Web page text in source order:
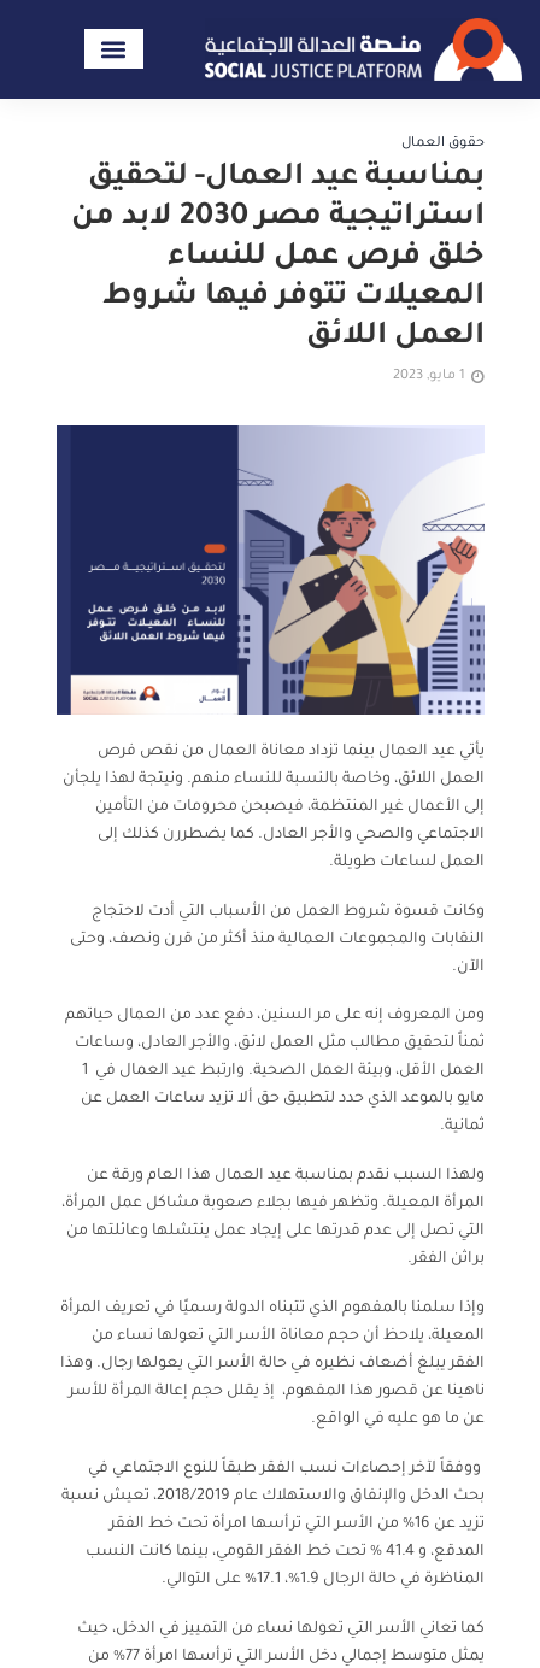
حقوق العمال
بمناسبة عيد العمال- لتحقيق
استراتيجية مصر 2030 لابد من
خلق فرص عمل للنساء
المعيلات تتوفر فيها شروط
العمل اللائق
1 مايو, 2023
يأتي عيد العمال بينما تزداد معاناة العمال من نقص فرص
العمل اللائق، وخاصة بالنسبة للنساء منهم. ونيتجة لهذا يلجأن
إلى الأعمال غير المنتظمة، فيصبحن محرومات من التأمين
الاجتماعي والصحي والأجر العادل. كما يضطررن كذلك إلى
العمل لساعات طويلة.
وكانت قسوة شروط العمل من الأسباب التي أدت لاحتجاج
النقابات والمجموعات العمالية منذ أكثر من قرن ونصف، وحتى
الآن.
ومن المعروف إنه على مر السنين، دفع عدد من العمال حياتهم
ثمناً لتحقيق مطالب مثل العمل لائق، والأجر العادل، وساعات
العمل الأقل، وبيئة العمل الصحية. وارتبط عيد العمال في 1
مايو بالموعد الذي حدد لتطبيق حق ألا تزيد ساعات العمل عن
ثمانية.
ولهذا السبب نقدم بمناسبة عيد العمال هذا العام ورقة عن
المرأة المعيلة. وتظهر فيها بجلاء صعوبة مشاكل عمل المرأة،
التي تصل إلى عدم قدرتها على إيجاد عمل ينتشلها وعائلتها من
براثن الفقر.
وإذا سلمنا بالمفهوم الذي تتبناه الدولة رسميًا في تعريف المرأة
المعيلة، يلاحظ أن حجم معاناة الأسر التي تعولها نساء من
الفقر يبلغ أضعاف نظيره في حالة الأسر التي يعولها رجال. وهذا
ناهينا عن قصور هذا المفهوم، إذ يقلل حجم إعالة المرأة للأسر
عن ما هو عليه في الواقع.
ووفقاً لآخر إحصاءات نسب الفقر طبقاً للنوع الاجتماعي في
بحث الدخل والإنفاق والاستهلاك عام 2018/2019، تعيش نسبة
تزيد عن 16% من الأسر التي ترأسها امرأة تحت خط الفقر
المدقع، و 41.4 % تحت خط الفقر القومي، بينما كانت النسب
المناظرة في حالة الرجال 1.9%، 17.1% على التوالي.
كما تعاني الأسر التي تعولها نساء من التمييز في الدخل، حيث
يمثل متوسط إجمالي دخل الأسر التي ترأسها امرأة 77% من